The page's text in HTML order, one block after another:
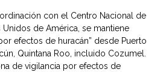
con el Centro Nacional de
Unidos de América, se mantiene
efectos de huracán” desde Puerto
Quintana Roo, incluido Cozumel.
de vigilancia por efectos de